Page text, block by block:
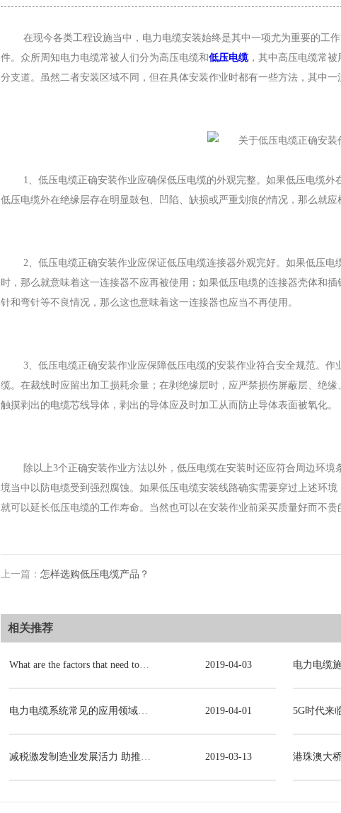
BYJ(F)RVVRVVP
在现今各类工程设施当中，电力电缆安装始终是其中一项尤为重要的工
件。众所周知电力电缆常被人们分为高压电缆和低压电缆，其中高压电缆常被
分支道。虽然二者安装区域不同，但在具体安装作业时都有一些方法，其中一
1、低压电缆正确安装作业应确保低压电缆的外观完整。如果低压电缆
低压电缆外在绝缘层存在明显鼓包、凹陷、缺损或严重划痕的情况，那么就
2、低压电缆正确安装作业应保证低压电缆连接器外观完好。如果低压
时，那么就意味着这一连接器不应再被使用；如果低压电缆的连接器壳体和
针和弯针等不良情况，那么这也意味着这一连接器也应当不再使用。
3、低压电缆正确安装作业应保障低压电缆的安装作业符合安全规范。
缆。在裁线时应留出加工损耗余量；在剥绝缘层时，应严禁损伤屏蔽层、绝
触摸剥出的电缆芯线导体，剥出的导体应及时加工从而防止导体表面被氧化。
除以上3个正确安装作业方法以外，低压电缆在安装时还应符合周边环
境当中以防电缆受到强烈腐蚀。如果低压电缆安装线路确实需要穿过上述环
就可以延长低压电缆的工作寿命。当然也可以在安装作业前采买质量好而不贵
上一篇： 怎样选购低压电缆产品？
相关推荐
2019-04-03
2019-04-01
2019-03-13 港珠澳大